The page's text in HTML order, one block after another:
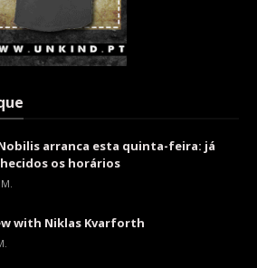
arranca esta quinta-feira: já
os horários
with Niklas Kvarforth